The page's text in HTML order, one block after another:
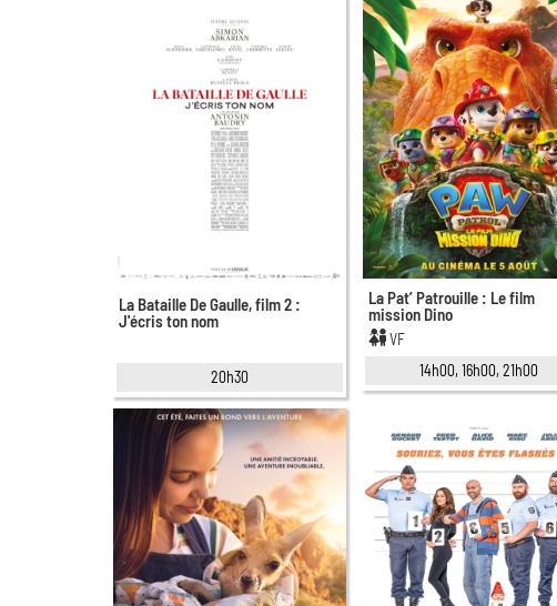
La Bataille De Gaulle, film 2 :
J'écris ton nom
20h30
La Pat’ Patrouille : Le film
mission Dino
VF
14h00, 16h00, 21h00